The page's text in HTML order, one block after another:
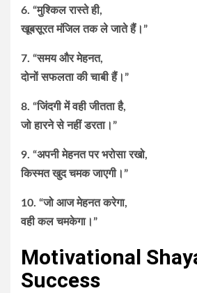
6. “मुश्किल रास्ते ही,
खूबसूरत मंजिल तक ले जाते हैं।”
7. “समय और मेहनत,
दोनों सफलता की चाबी हैं।”
8. “जिंदगी में वही जीतता है,
जो हारने से नहीं डरता।”
9. “अपनी मेहनत पर भरोसा रखो,
किस्मत खुद चमक जाएगी।”
10. “जो आज मेहनत करेगा,
वही कल चमकेगा।”
Motivational
Success